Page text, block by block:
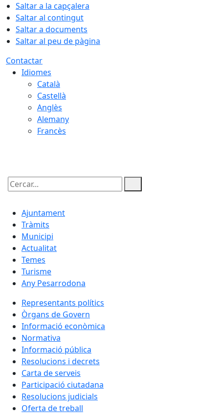
Saltar a la capçalera
Saltar al contingut
Saltar a documents
Saltar al peu de pàgina
Contactar
Idiomes
Català
Castellà
Anglès
Alemany
Francès
Cercar:
Ajuntament
Tràmits
Municipi
Actualitat
Temes
Turisme
Any Pesarrodona
Representants polítics
Òrgans de Govern
Informació econòmica
Normativa
Informació pública
Resolucions i decrets
Carta de serveis
Participació ciutadana
Resolucions judicials
Oferta de treball